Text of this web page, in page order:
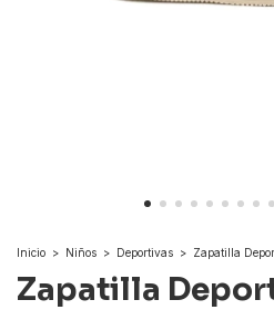
Inicio > Niños > Deportivas > Zapatilla
Zapatilla